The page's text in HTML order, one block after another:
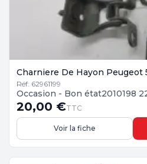
Charniere De Hayon Peugeot
Réf: 62961199
Occasion - Bon état2010198
20,00 €TTC
Voir la fiche